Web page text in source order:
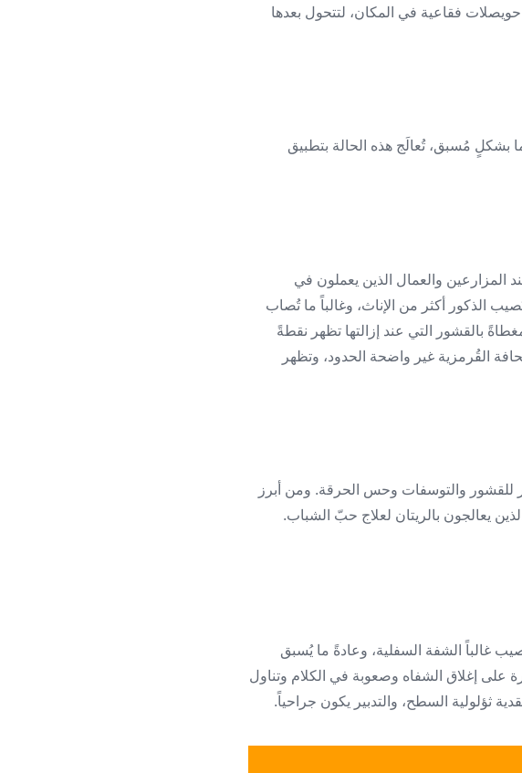
فقاعية في المكان، لتتحول بعدها
بشكلٍ مُسبق، تُعالَج هذه الحالة بتطبيق
المزارعين والعمال الذين يعملون في
الذكور أكثر من الإناث، وغالباً ما تُصاب
بالقشور التي عند إزالتها تظهر نقطةً
القُرمزية غير واضحة الحدود، وتظهر
والتوسفات وحس الحرقة. ومن أبرز
يعالجون بالريتان لعلاج حبّ الشباب.
لإصابة الذكور الذين تتجاوز أعمارهم ال 40 سنة، ويُصيب غالباً الشفة السفلية، وعادةً ما يُسبق
على إغلاق الشفاه وصعوبة في الكلام وتناول
ثؤلولية السطح، والتدبير يكون جراحياً.